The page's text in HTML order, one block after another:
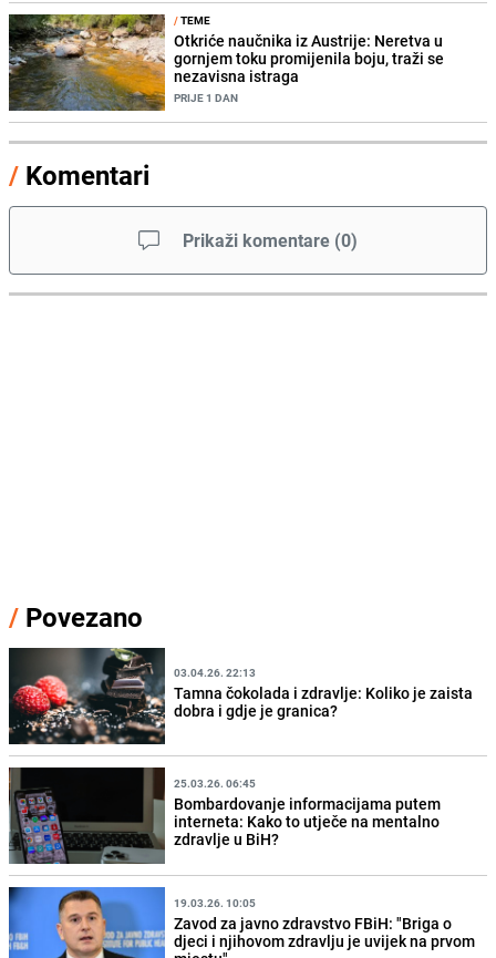
/TEME
Otkriće naučnika iz Austrije: Neretva u
gornjem toku promijenila boju, traži se
nezavisna istraga
PRIJE 1 DAN
/ Komentari
Prikaži komentare (0)
/ Povezano
03.04.26. 22:13
Tamna čokolada i zdravlje: Koliko je zaista
dobra i gdje je granica?
25.03.26. 06:45
Bombardovanje informacijama putem
interneta: Kako to utječe na mentalno
zdravlje u BiH?
19.03.26. 10:05
Zavod za javno zdravstvo FBiH: "Briga o
djeci i njihovom zdravlju je uvijek na prvom